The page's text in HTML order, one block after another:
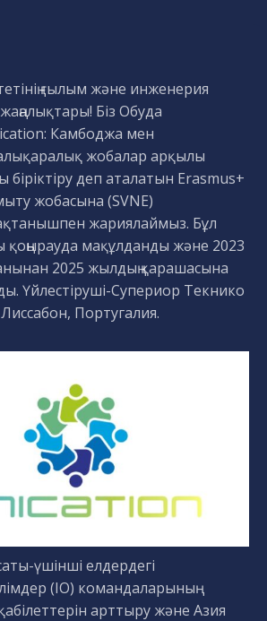
ғылым және инженерия
жаңалықтары! Біз Обуда
Камбоджа мен
жобалар арқылы
деп аталатын Erasmus+
жобасына (SVNE)
жариялаймыз. Бұл
мақұлданды және 2023
2025 жылдың қарашасына
Үйлестіруші-Супериор Текнико
Португалия.
үшінші елдердегі
(IO) командаларының
арттыру және Азия